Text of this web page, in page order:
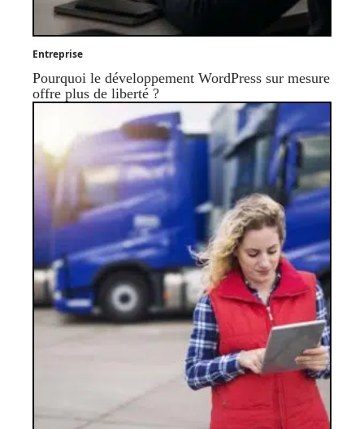
Entreprise
Pourquoi le développement WordPress sur mesure
offre plus de liberté ?